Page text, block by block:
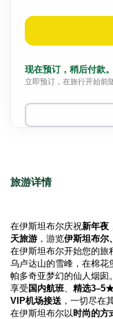
旅游详情
在伊斯坦布尔庆祝新年夜
天旅游 ，游览伊斯坦布尔
在伊斯坦布尔开始您的旅
乌卢达山的雪峰，在棉花
帕多奇亚梦幻的仙人烟囱。
享受 国内航班、 精选
VIP机场接送 ，一切尽在
在伊斯坦布尔以时尚的方
现在预订，稍后付款。
立即预订，在旅行开始前